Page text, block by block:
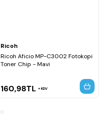
Ricoh
Ricoh Aficio MP-C3002 Fotokopi
Toner Chip - Mavi
160,98TL KDV